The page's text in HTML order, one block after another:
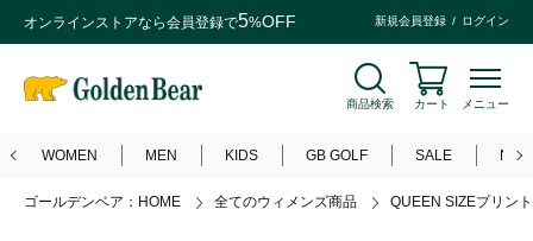
オンラインストアなら会員登録で5%OFF 新規会員登録 ログイン
商品検索 カート メニュー
WOMEN MEN KIDS GB GOLF SALE
ゴールデンベア：HOME 全てのウィメンズ商品 QUEEN SIZEプリン